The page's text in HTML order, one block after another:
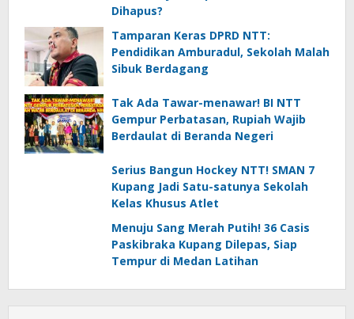
Dihapus?
Tamparan Keras DPRD NTT:
Pendidikan Amburadul, Sekolah Malah
Sibuk Berdagang
Tak Ada Tawar-menawar! BI NTT
Gempur Perbatasan, Rupiah Wajib
Berdaulat di Beranda Negeri
Serius Bangun Hockey NTT! SMAN 7
Kupang Jadi Satu-satunya Sekolah
Kelas Khusus Atlet
Menuju Sang Merah Putih! 36 Casis
Paskibraka Kupang Dilepas, Siap
Tempur di Medan Latihan